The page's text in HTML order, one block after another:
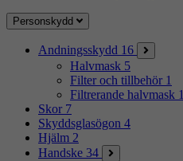
Personskydd
Andningsskydd 16
Halvmask 5
Filter och tillbehör 1
Filtrerande halvmask 1
Skor 7
Skyddsglasögon 4
Hjälm 2
Handske 34